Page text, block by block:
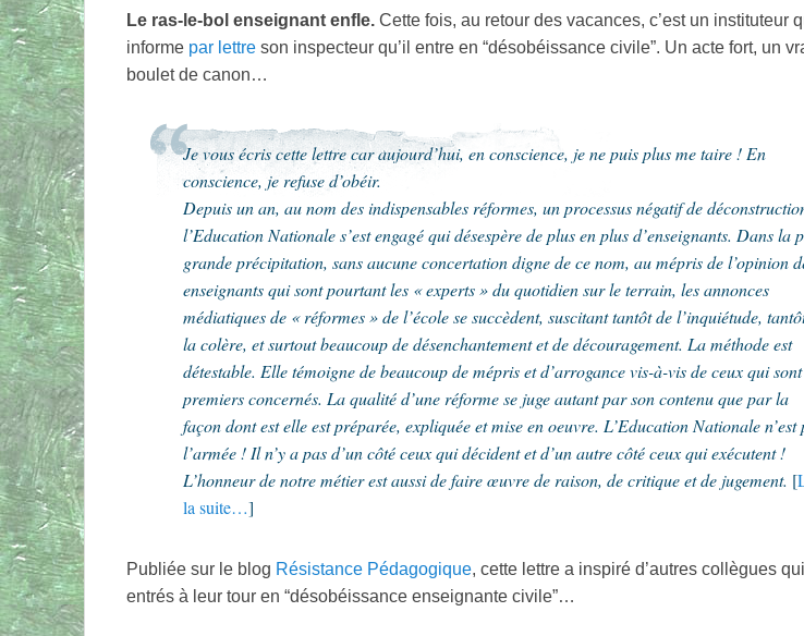
Le ras-le-bol enseignant enfle. Cette fois, au retour des vacances, c’est un instituteur
informe par lettre son inspecteur qu’il entre en “désobéissance civile”. Un acte fort, un
boulet de canon…
Je vous écris cette lettre car aujourd’hui, en conscience, je ne puis plus me taire ! En
conscience, je refuse d’obéir.
Depuis un an, au nom des indispensables réformes, un processus négatif de
l’Education Nationale s’est engagé qui désespère de plus en plus d’enseignants. Dans la
grande précipitation, sans aucune concertation digne de ce nom, au mépris de l’opinion
enseignants qui sont pourtant les « experts » du quotidien sur le terrain, les annonces
médiatiques de « réformes » de l’école se succèdent, suscitant tantôt de l’inquiétude,
la colère, et surtout beaucoup de désenchantement et de découragement. La méthode est
détestable. Elle témoigne de beaucoup de mépris et d’arrogance vis-à-vis de ceux qui
premiers concernés. La qualité d’une réforme se juge autant par son contenu que par la
façon dont est elle est préparée, expliquée et mise en oeuvre. L’Education Nationale n’est
l’armée ! Il n’y a pas d’un côté ceux qui décident et d’un autre côté ceux qui exécutent !
L’honneur de notre métier est aussi de faire œuvre de raison, de critique et de jugement. [
la suite…]
Publiée sur le blog Résistance Pédagogique, cette lettre a inspiré d’autres collègues
entrés à leur tour en “désobéissance enseignante civile”…